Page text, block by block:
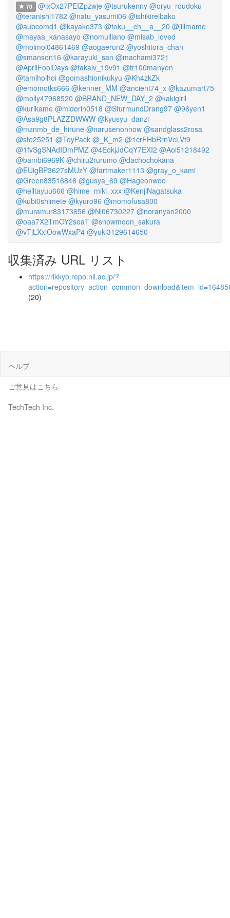
70 @ixOx27PEIZpzwje @tsurukenny @oryu_roudoku
@teranishi1782 @natu_yasumi06 @ishikireibako
@aubcomd1 @kayako373 @toku__ch__a__20 @jillmame
@mayaa_kanasayo @nomulliano @misab_loved
@moimoi04861469 @aogaerun2 @yoshitora_chan
@smanson16 @karayuki_san @machami3721
@AprilFoolDays @takalv_19v91 @tr100manyen
@tamihoihoi @gomashionikukyu @Kh4zkZk
@emomotks666 @kenner_MM @ancient74_x @kazumart75
@molly47968520 @BRAND_NEW_DAY_2 @kakigirll
@kurikame @midorin0518 @SturmundDrang97 @96yen1
@Asa9g8PLAZZDWWW @kyusyu_danzi
@mznmb_de_hirune @narusenonnow @sandglass2rosa
@sto25251 @ToyPack @_K_m2 @1crFHbRrnVcLVt9
@1fvSgSNAdIDmPMZ @4EokjJdCqY7EXI2 @Aoi51218492
@bambi6969K @chiru2rurumo @dachochokana
@EUigBP3627sMUzY @fartmaker1113 @gray_o_kami
@Green83516846 @gusya_69 @Hageonwoo
@helltayuu666 @hime_miki_xxx @KenjiNagatsuka
@kubi0shimete @kyuro96 @momofusa800
@muramur83173656 @Ni06730227 @noranyan2000
@oaa7X2TmOY2soaT @snowmoon_sakura
@vTjLXxiOowWxaP4 @yuki3129614650
収集済み URL リスト
https://rikkyo.repo.nii.ac.jp/?
(20)
ヘルプ
ご意見はこちら
TechTech Inc.